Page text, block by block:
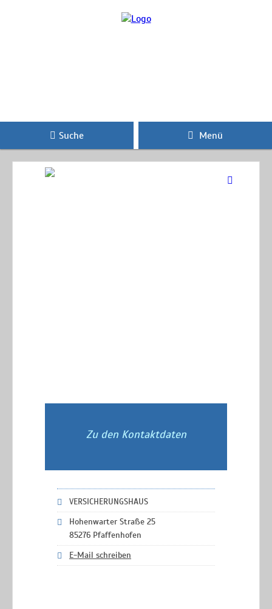
Suche Menü
Zu den Kontaktdaten
VERSICHERUNGSHAUS
Hohenwarter Straße 25
85276 Pfaffenhofen
E-Mail schreiben